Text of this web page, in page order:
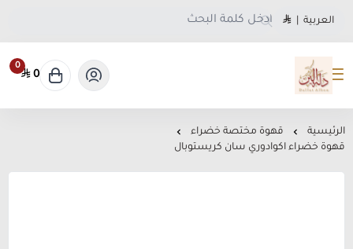
العربية
متجر دلة البن
0
0
الرئيسية
قهوة مختصة خضراء
قهوة خضراء اكوادوري سان كريستوبال